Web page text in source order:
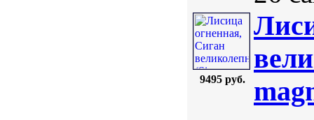
9495 руб.